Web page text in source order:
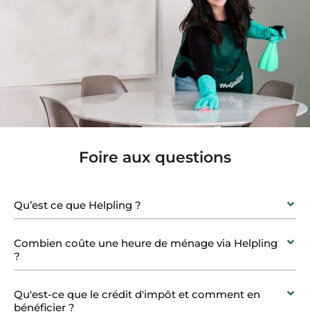
Foire aux questions
Qu’est ce que Helpling ?
Combien coûte une heure de ménage via Helpling
?
Qu'est-ce que le crédit d'impôt et comment en
bénéficier ?